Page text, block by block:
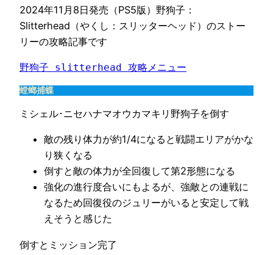
2024年11月8日発売（PS5版）野狗子：
Slitterhead（やくし：スリッターヘッド）のストー
リーの攻略記事です
野狗子 slitterhead 攻略メニュー
螳螂捕蝶
ミシェル･ニセハナマオウカマキリ野狗子を倒す
敵の残り体力が約1/4になると戦闘エリアがかな
り狭くなる
倒すと敵の体力が全回復して第2形態になる
強化の進行度合いにもよるが、強敵との連戦に
なるため回復役のジュリーがいると安定して戦
えそうと感じた
倒すとミッション完了